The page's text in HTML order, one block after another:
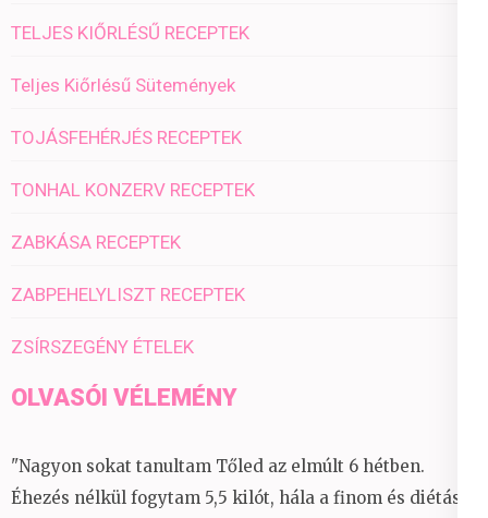
TELJES KIŐRLÉSŰ RECEPTEK
Teljes Kiőrlésű Sütemények
TOJÁSFEHÉRJÉS RECEPTEK
TONHAL KONZERV RECEPTEK
ZABKÁSA RECEPTEK
ZABPEHELYLISZT RECEPTEK
ZSÍRSZEGÉNY ÉTELEK
OLVASÓI VÉLEMÉNY
"Nagyon sokat tanultam Tőled az elmúlt 6 hétben.
Éhezés nélkül fogytam 5,5 kilót, hála a finom és diétás